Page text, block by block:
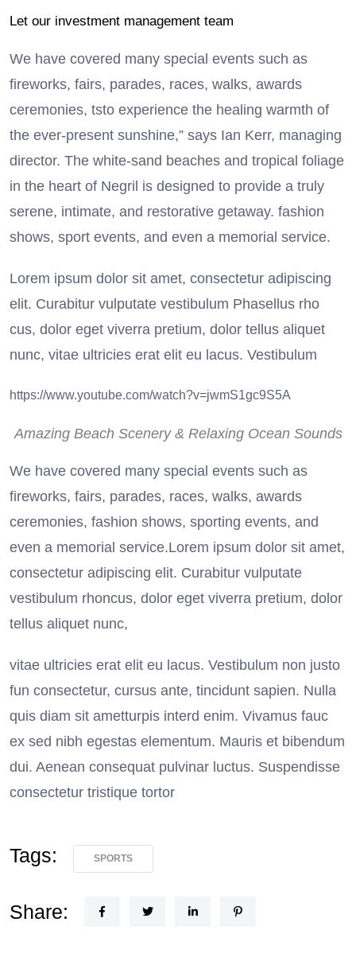
Let our investment management team
We have covered many special events such as
fireworks, fairs, parades, races, walks, awards
ceremonies, tsto experience the healing warmth of
the ever-present sunshine,” says Ian Kerr, managing
director. The white-sand beaches and tropical foliage
in the heart of Negril is designed to provide a truly
serene, intimate, and restorative getaway. fashion
shows, sport events, and even a memorial service.
Lorem ipsum dolor sit amet, consectetur adipiscing
elit. Curabitur vulputate vestibulum Phasellus rho
cus, dolor eget viverra pretium, dolor tellus aliquet
nunc, vitae ultricies erat elit eu lacus. Vestibulum
https://www.youtube.com/watch?v=jwmS1gc9S5A
Amazing Beach Scenery & Relaxing Ocean Sounds
We have covered many special events such as
fireworks, fairs, parades, races, walks, awards
ceremonies, fashion shows, sporting events, and
even a memorial service.Lorem ipsum dolor sit amet,
consectetur adipiscing elit. Curabitur vulputate
vestibulum rhoncus, dolor eget viverra pretium, dolor
tellus aliquet nunc,
vitae ultricies erat elit eu lacus. Vestibulum non justo
fun consectetur, cursus ante, tincidunt sapien. Nulla
quis diam sit ametturpis interd enim. Vivamus fauc
ex sed nibh egestas elementum. Mauris et bibendum
dui. Aenean consequat pulvinar luctus. Suspendisse
consectetur tristique tortor
Tags: SPORTS
Share: